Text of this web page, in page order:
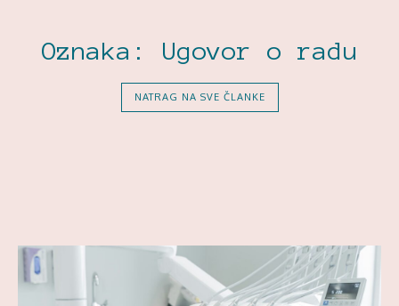
Oznaka: Ugovor o radu
NATRAG NA SVE ČLANKE